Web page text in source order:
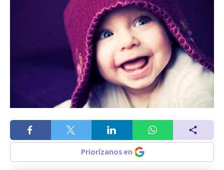
Priorízanos en